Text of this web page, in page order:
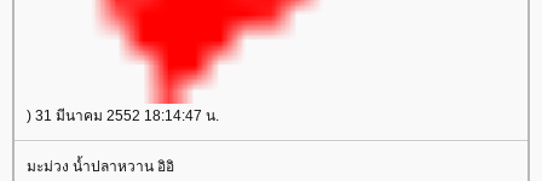
) 31 มีนาคม 2552 18:14:47 น.
มะม่วง น้ำปลาหวาน อิอิ